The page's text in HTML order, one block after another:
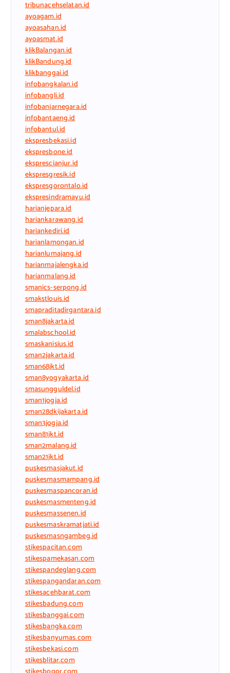
tribunacehselatan.id
ayoagam.id
ayoasahan.id
ayoasmat.id
klikBalangan.id
klikBandung.id
klikbanggai.id
infobangkalan.id
infobangli.id
infobanjarnegara.id
infobantaeng.id
infobantul.id
ekspresbekasi.id
ekspresbone.id
eksprescianjur.id
ekspresgresik.id
ekspresgorontalo.id
ekspresindramayu.id
harianjepara.id
hariankarawang.id
hariankediri.id
harianlamongan.id
harianlumajang.id
harianmajalengka.id
harianmalang.id
smanics-serpong.id
smakstlouis.id
smapraditadirgantara.id
sman8jakarta.id
smalabschool.id
smaskanisius.id
sman2jakarta.id
sman68jkt.id
sman8yogyakarta.id
smasungguldel.id
sman1jogja.id
sman28dkijakarta.id
sman3jogja.id
sman81jkt.id
sman2malang.id
sman21jkt.id
puskesmasjakut.id
puskesmasmampang.id
puskesmaspancoran.id
puskesmasmenteng.id
puskesmassenen.id
puskesmaskramatjati.id
puskesmasngambeg.id
stikespacitan.com
stikespamekasan.com
stikespandeglang.com
stikespangandaran.com
stikesacehbarat.com
stikesbadung.com
stikesbanggai.com
stikesbangka.com
stikesbanyumas.com
stikesbekasi.com
stikesblitar.com